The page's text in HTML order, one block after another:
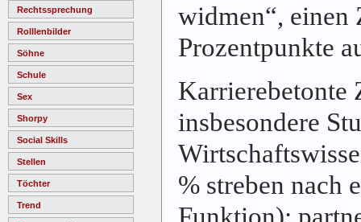
Rechtssprechung
Rolllenbilder
Söhne
Schule
Sex
Shorpy
Social Skills
Stellen
Töchter
Trend
widmen“, einen
Prozentpunkte
Karrierebetonte
insbesondere
% streben nach
Funktion);